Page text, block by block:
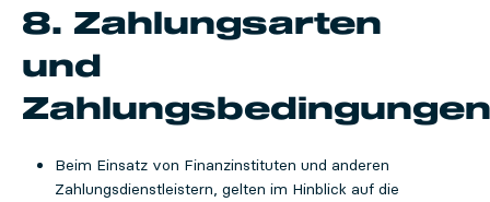
8. Zahlungsarten
und
Zahlungsbedingungen
Beim Einsatz von Finanzinstituten und anderen
Zahlungsdienstleistern, gelten im Hinblick auf die